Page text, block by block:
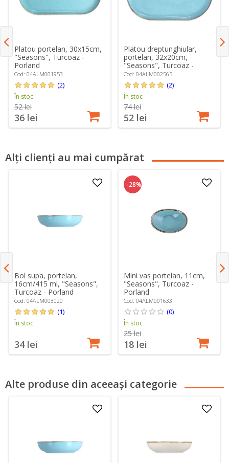
Platou portelan, 30x15cm,
"Seasons", Turcoaz -
Porland
Cod: 04ALM001953
(2)
În stoc
52 lei
36 lei
Platou dreptunghiular,
portelan, 32x20cm,
"Seasons", Turcoaz -
Porland
Cod: 04ALM002565
(2)
În stoc
74 lei
52 lei
Alți clienți au mai cumpărat
Bol supa, portelan,
16cm/415 ml, "Seasons",
Turcoaz - Porland
Cod: 04ALM003020
(1)
În stoc
34 lei
-28%
Mini vas portelan, 11cm,
"Seasons", Turcoaz -
Porland
Cod: 04ALM001633
(0)
În stoc
25 lei
18 lei
Alte produse din aceeași categorie